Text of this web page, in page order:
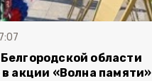
области
акции «Волна памяти»